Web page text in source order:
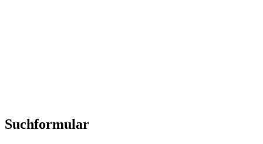
Suchformular